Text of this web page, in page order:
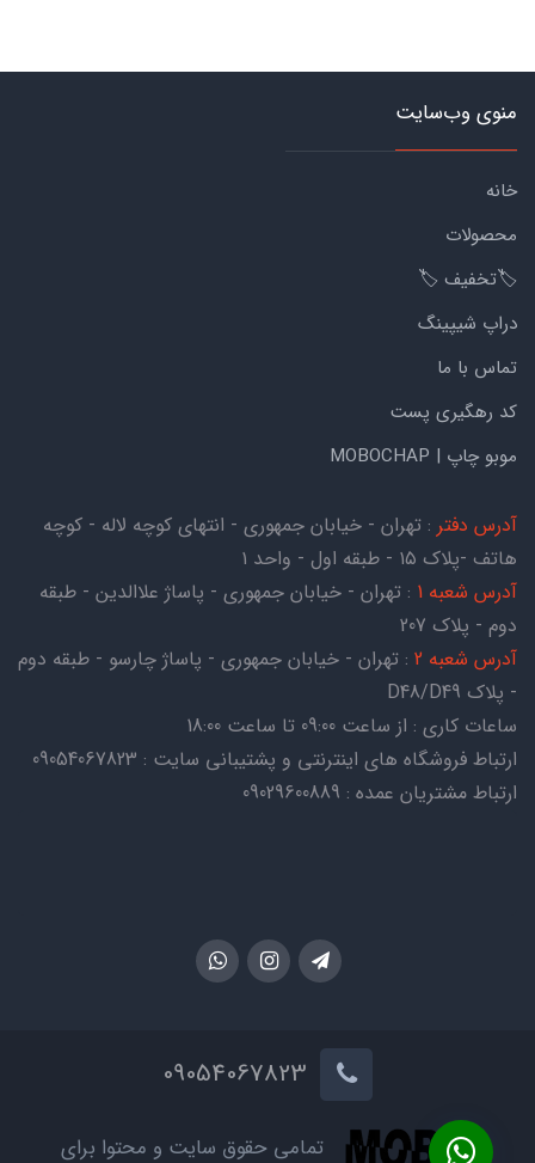
منوی وب‌سایت
خانه
محصولات
🏷️تخفیف 🏷️
دراپ شیپینگ
تماس با ما
کد رهگیری پست
موبو چاپ | MOBOCHAP
آدرس دفتر : تهران - خیابان جمهوری - انتهای کوچه لاله - کوچه
هاتف -پلاک ۱۵ - طبقه اول - واحد ۱
آدرس شعبه 1
: تهران - خیابان جمهوری - پاساژ علاالدین - طبقه
دوم - پلاک 207
آدرس شعبه 2
: تهران - خیابان جمهوری - پاساژ چارسو - طبقه دوم
- پلاک D48/D49
ساعات کاری : از ساعت 09:00 تا ساعت 18:00
ارتباط فروشگاه های اینترنتی و پشتیبانی سایت : 09054067823
ارتباط مشتریان عمده : 09029600889
تمامی حقوق سایت و محتوا برای